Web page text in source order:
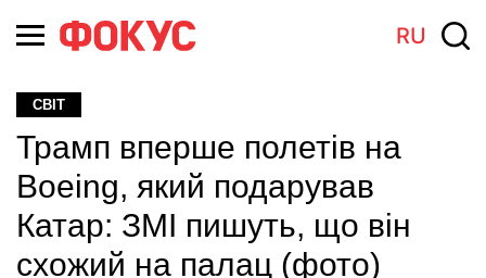
RU
СВІТ
Трамп вперше полетів на
Boeing, який подарував
Катар: ЗМІ пишуть, що він
схожий на палац (фото)